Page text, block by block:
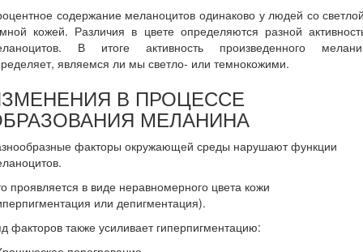
содержание меланоцитов одинаково у людей со
кожей. Различия в цвете определяются разной
В итоге активность произведенного
являемся ли мы светло- или темнокожими.
В ПРОЦЕССЕ
МЕЛАНИНА
факторы окружающей среды нарушают функции
проявляется в виде неравномерного цвета кожи
или депигментация).
факторов также усиливает гиперпигментацию: